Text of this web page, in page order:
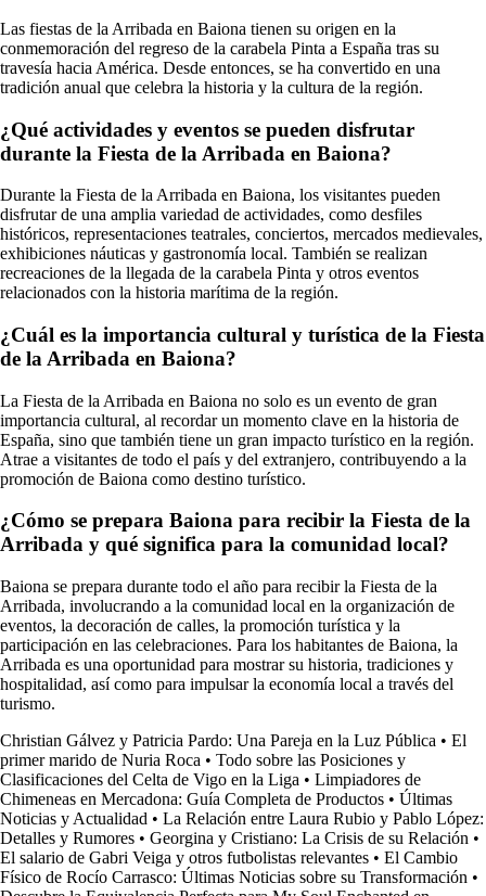
Las fiestas de la Arribada en Baiona tienen su origen en la
conmemoración del regreso de la carabela Pinta a España tras su
travesía hacia América. Desde entonces, se ha convertido en una
tradición anual que celebra la historia y la cultura de la región.
¿Qué actividades y eventos se pueden disfrutar
durante la Fiesta de la Arribada en Baiona?
Durante la Fiesta de la Arribada en Baiona, los visitantes pueden
disfrutar de una amplia variedad de actividades, como desfiles
históricos, representaciones teatrales, conciertos, mercados medievales,
exhibiciones náuticas y gastronomía local. También se realizan
recreaciones de la llegada de la carabela Pinta y otros eventos
relacionados con la historia marítima de la región.
¿Cuál es la importancia cultural y turística de la Fiesta
de la Arribada en Baiona?
La Fiesta de la Arribada en Baiona no solo es un evento de gran
importancia cultural, al recordar un momento clave en la historia de
España, sino que también tiene un gran impacto turístico en la región.
Atrae a visitantes de todo el país y del extranjero, contribuyendo a la
promoción de Baiona como destino turístico.
¿Cómo se prepara Baiona para recibir la Fiesta de la
Arribada y qué significa para la comunidad local?
Baiona se prepara durante todo el año para recibir la Fiesta de la
Arribada, involucrando a la comunidad local en la organización de
eventos, la decoración de calles, la promoción turística y la
participación en las celebraciones. Para los habitantes de Baiona, la
Arribada es una oportunidad para mostrar su historia, tradiciones y
hospitalidad, así como para impulsar la economía local a través del
turismo.
Christian Gálvez y Patricia Pardo: Una Pareja en la Luz Pública • El
primer marido de Nuria Roca • Todo sobre las Posiciones y
Clasificaciones del Celta de Vigo en la Liga • Limpiadores de
Chimeneas en Mercadona: Guía Completa de Productos • Últimas
Noticias y Actualidad • La Relación entre Laura Rubio y Pablo López:
Detalles y Rumores • Georgina y Cristiano: La Crisis de su Relación •
El salario de Gabri Veiga y otros futbolistas relevantes • El Cambio
Físico de Rocío Carrasco: Últimas Noticias sobre su Transformación •